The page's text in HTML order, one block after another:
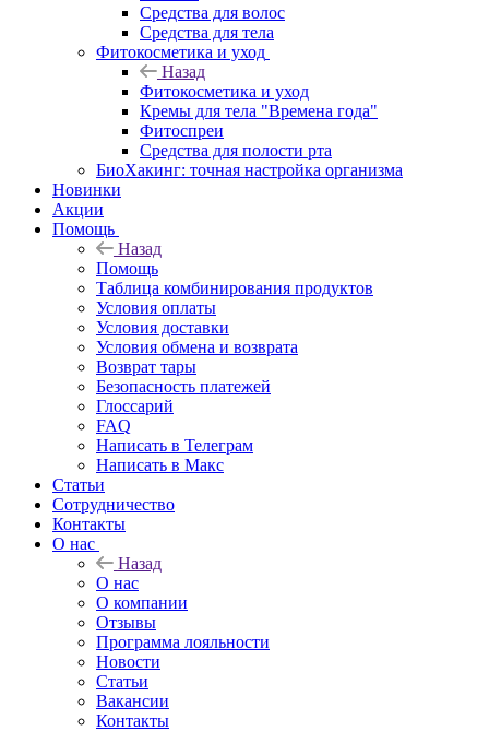
Средства для волос
Средства для тела
Фитокосметика и уход
Назад
Фитокосметика и уход
Кремы для тела "Времена года"
Фитоспреи
Средства для полости рта
БиоХакинг: точная настройка организма
Новинки
Акции
Помощь
Назад
Помощь
Таблица комбинирования продуктов
Условия оплаты
Условия доставки
Условия обмена и возврата
Возврат тары
Безопасность платежей
Глоссарий
FAQ
Написать в Телеграм
Написать в Макс
Статьи
Сотрудничество
Контакты
О нас
Назад
О нас
О компании
Отзывы
Программа лояльности
Новости
Статьи
Вакансии
Контакты